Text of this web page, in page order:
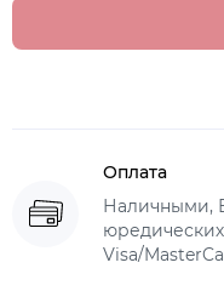
Оплата
Наличными,
Visa/